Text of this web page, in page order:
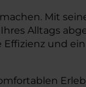
Mit
Alltags
und